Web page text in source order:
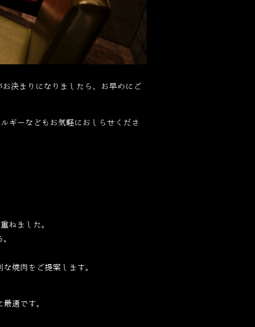
決まりになりましたら、お早めにご
ギーなどもお気軽におしらせくださ
ねました。
焼肉をご提案します。
適です。